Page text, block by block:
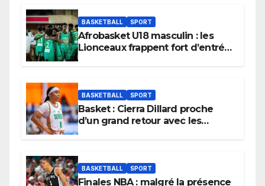
BASKETBALL SPORT
Afrobasket U18 masculin : les
Lionceaux frappent fort d’entrée
BASKETBALL SPORT
Basket : Cierra Dillard proche
d’un grand retour avec les
BASKETBALL SPORT
Finales NBA : malgré la présence